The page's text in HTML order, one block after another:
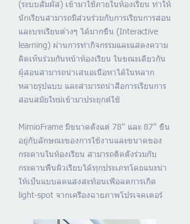
(ระบบสัมผัส) เข้ามาใช้ภายในห้องเรียน ทำให้
นักเรียนสามารถมีส่วนร่วมกับการเรียนการสอน
และบทเรียนต่างๆ ได้มากขึ้น (Interactive
learning) ผ่านการทำกิจกรรมและแสดงความ
คิดเห็นร่วมกันหน้าห้องเรียน ในขณะเดียวกัน
ผู้สอนสามารถนำเสนอเนื้อหาได้ในหลาก
หลายรูปแบบ และสามารถนำสื่อการเรียนการ
สอนสมัยใหม่เข้ามาประยุกต์ใช้
MimioFrame มีขนาดตั้งแต่ 78" และ 87" ขึ้น
อยู่กับลักษณะของการใช้งานและขนาดของ
กระดานในห้องเรียน สามารถติดตั้งร่วมกับ
กระดานพื้นผิวเรียบได้ทุกประเภทโดยแนะนำ
ให้เป็นแบบลดแสงสะท้อนเพื่อลดการเกิด
light-spot จากเครื่องฉายภาพโปรเจคเตอร์